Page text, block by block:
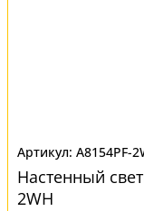
A8154PF-
Настенный
2WH